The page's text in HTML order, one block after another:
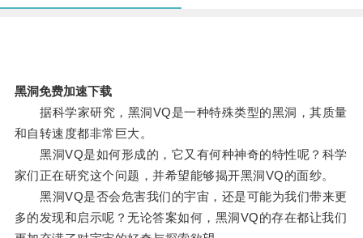
黑洞免费加速下载
据科学家研究，黑洞VQ是一种特殊类型的黑洞，其质量
和自转速度都非常巨大。
黑洞VQ是如何形成的，它又有何种神奇的特性呢？科学
家们正在研究这个问题，并希望能够揭开黑洞VQ的面纱。
黑洞VQ是否会危害我们的宇宙，还是可能为我们带来更
多的发现和启示呢？无论答案如何，黑洞VQ的存在都让我们